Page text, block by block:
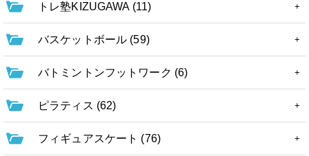
トレ塾KIZUGAWA (11)
バスケットボール (59)
バトミントンフットワーク (6)
ピラティス (62)
フィギュアスケート (76)